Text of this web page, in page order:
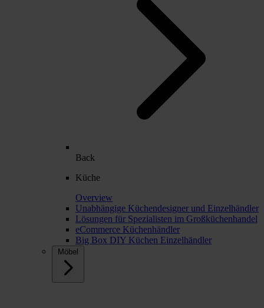
Back
Küche
Overview
Unabhängige Küchendesigner und Einzelhändler
Lösungen für Spezialisten im Großküchenhandel
eCommerce Küchenhändler
Big Box DIY Küchen Einzelhändler
Möbel